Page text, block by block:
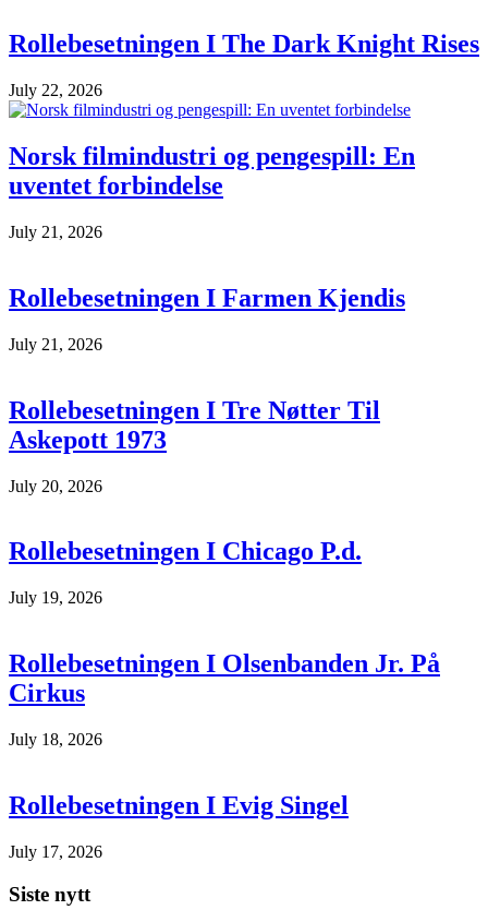
Rollebesetningen I The Dark Knight Rises
July 22, 2026
Norsk filmindustri og pengespill: En
uventet forbindelse
July 21, 2026
Rollebesetningen I Farmen Kjendis
July 21, 2026
Rollebesetningen I Tre Nøtter Til
Askepott 1973
July 20, 2026
Rollebesetningen I Chicago P.d.
July 19, 2026
Rollebesetningen I Olsenbanden Jr. På
Cirkus
July 18, 2026
Rollebesetningen I Evig Singel
July 17, 2026
Siste nytt